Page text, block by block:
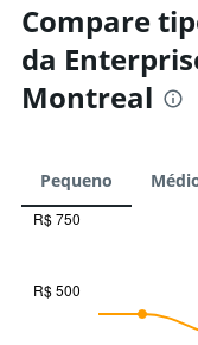
Compare
da
Montreal
Pequeno
with
R$ 500
R$ 750